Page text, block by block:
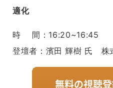
適化
時 間：16:20~16:45
登壇者：濱田 輝樹 氏 株